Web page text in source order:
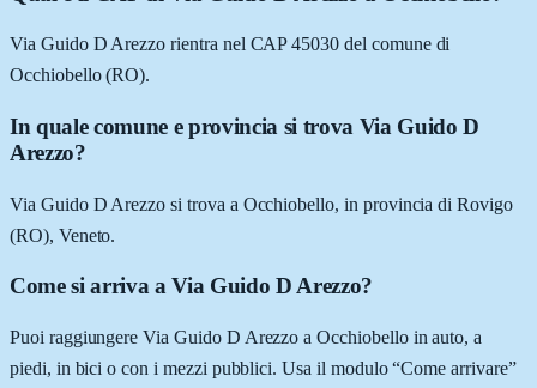
Via Guido D Arezzo rientra nel CAP 45030 del comune di
Occhiobello (RO).
In quale comune e provincia si trova Via Guido D
Arezzo?
Via Guido D Arezzo si trova a Occhiobello, in provincia di Rovigo
(RO), Veneto.
Come si arriva a Via Guido D Arezzo?
Puoi raggiungere Via Guido D Arezzo a Occhiobello in auto, a
piedi, in bici o con i mezzi pubblici. Usa il modulo “Come arrivare”